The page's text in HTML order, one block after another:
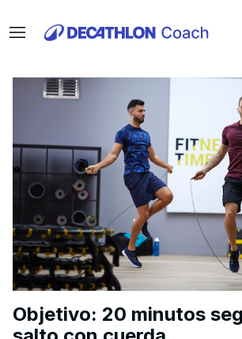
Menu
Objetivo: 20 minutos